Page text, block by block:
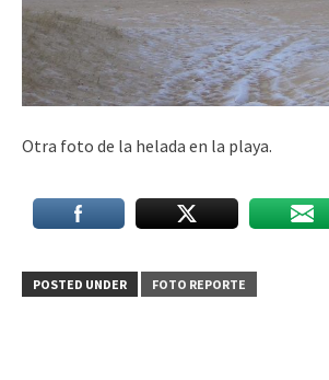
Otra foto de la helada en la playa.
POSTED UNDER FOTO REPORTE